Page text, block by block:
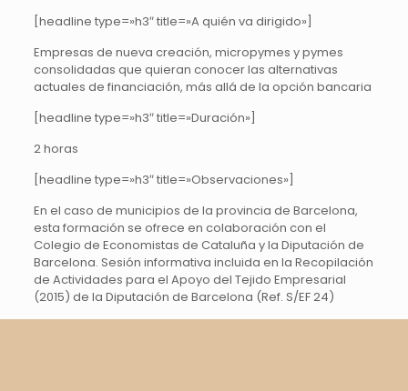
[headline type=»h3″ title=»A quién va dirigido»]
Empresas de nueva creación, micropymes y pymes
consolidadas que quieran conocer las alternativas
actuales de financiación, más allá de la opción bancaria
[headline type=»h3″ title=»Duración»]
2 horas
[headline type=»h3″ title=»Observaciones»]
En el caso de municipios de la provincia de Barcelona,
esta formación se ofrece en colaboración con el
Colegio de Economistas de Cataluña y la Diputación de
Barcelona. Sesión informativa incluida en la Recopilación
de Actividades para el Apoyo del Tejido Empresarial
(2015) de la Diputación de Barcelona (Ref. S/EF 24)